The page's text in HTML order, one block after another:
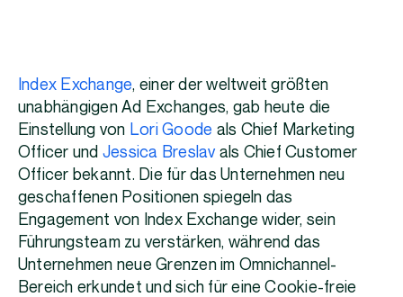
Index Exchange, einer der weltweit größten
unabhängigen Ad Exchanges, gab heute die
Einstellung von Lori Goode als Chief Marketing
Officer und Jessica Breslavals Chief Customer
Officer bekannt. Die für das Unternehmen neu
geschaffenen Positionen spiegeln das
Engagement von Index Exchange wider, sein
Führungsteam zu verstärken, während das
Unternehmen neue Grenzen im Omnichannel-
Bereich erkundet und sich für eine Cookie-freie